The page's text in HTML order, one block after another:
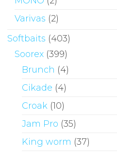
Varivas (2)
Softbaits (403)
Soorex (399)
Brunch (4)
Cikade (4)
Croak (10)
Jam Pro (35)
King worm (37)